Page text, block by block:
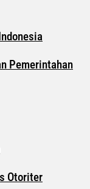
Pemerintahan
Otoriter